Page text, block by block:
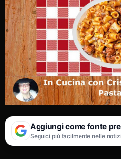
Aggiungi come fonte
Seguici più facilmente nelle